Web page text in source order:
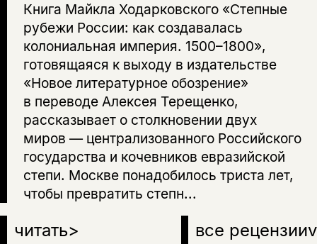
Книга Майкла Ходарковского «Степные
рубежи России: как создавалась
колониальная империя. 1500–1800»,
готовящаяся к выходу в издательстве
«Новое литературное обозрение»
в переводе Алексея Терещенко,
рассказывает о столкновении двух
миров — централизованного Российского
государства и кочевников евразийской
степи. Москве понадобилось триста лет,
чтобы превратить степн...
читать> все рецензииv